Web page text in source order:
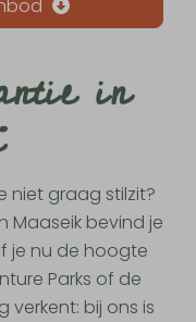
in
niet graag stilzit?
Maaseik bevind je
je nu de hoogte
Parks of de
verkent: bij ons is